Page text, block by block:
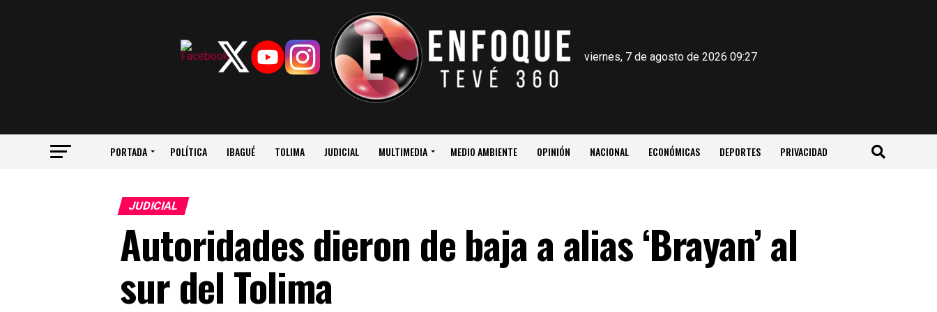
viernes, 7 de agosto de 2026 09:27
PORTADA POLÍTICA IBAGUÉ TOLIMA JUDICIAL MULTIMEDIA MEDIO AMBIENTE OPINIÓN NACIONAL ECONÓMICAS DEPORTES PRIVACIDAD
JUDICIAL
Autoridades dieron de baja a alias ‘Brayan’ al
sur del Tolima